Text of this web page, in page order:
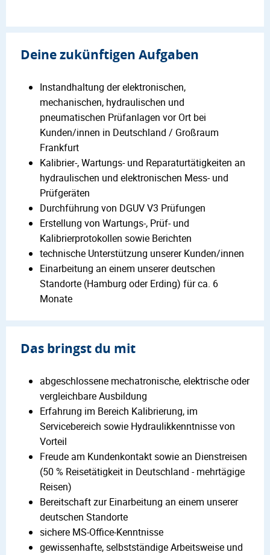
Deine zukünftigen Aufgaben
Instandhaltung der elektronischen,
mechanischen, hydraulischen und
pneumatischen Prüfanlagen vor Ort bei
Kunden/innen in Deutschland / Großraum
Frankfurt
Kalibrier-, Wartungs- und Reparaturtätigkeiten an
hydraulischen und elektronischen Mess- und
Prüfgeräten
Durchführung von DGUV V3 Prüfungen
Erstellung von Wartungs-, Prüf- und
Kalibrierprotokollen sowie Berichten
technische Unterstützung unserer Kunden/innen
Einarbeitung an einem unserer deutschen
Standorte (Hamburg oder Erding) für ca. 6
Monate
Das bringst du mit
abgeschlossene mechatronische, elektrische oder
vergleichbare Ausbildung
Erfahrung im Bereich Kalibrierung, im
Servicebereich sowie Hydraulikkenntnisse von
Vorteil
Freude am Kundenkontakt sowie an Dienstreisen
(50 % Reisetätigkeit in Deutschland - mehrtägige
Reisen)
Bereitschaft zur Einarbeitung an einem unserer
deutschen Standorte
sichere MS-Office-Kenntnisse
gewissenhafte, selbstständige Arbeitsweise und